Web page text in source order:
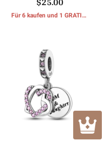
Für 6 kaufen und 1 GRATIS-